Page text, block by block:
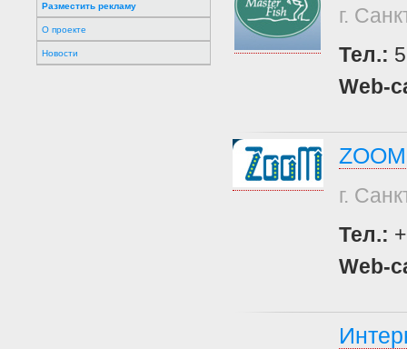
Разместить рекламу
О проекте
Новости
г.
Тел.:
Web-
ZOOM
г.
Тел.:
Web-